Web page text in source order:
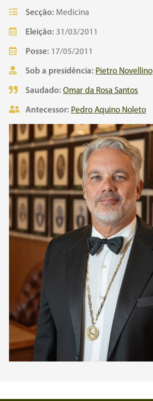
Secção: Medicina
Eleição: 31/03/2011
Posse: 17/05/2011
Sob a presidência: Pietro Novellino
Saudado: Omar da Rosa Santos
Antecessor: Pedro Aquino Noleto